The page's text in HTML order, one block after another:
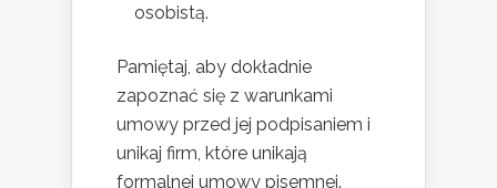
osobistą.
Pamiętaj, aby dokładnie
zapoznać się z warunkami
umowy przed jej podpisaniem i
unikaj firm, które unikają
formalnej umowy pisemnej.